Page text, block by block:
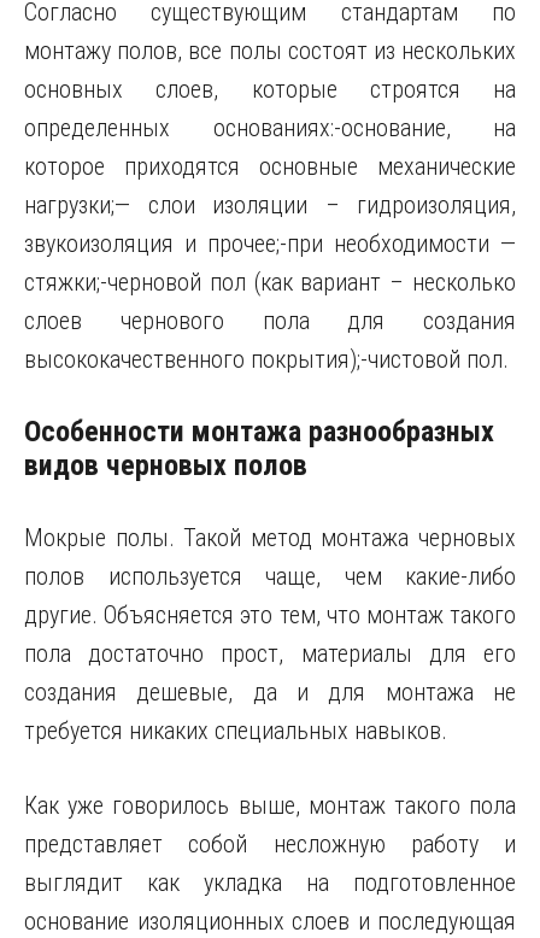
Согласно существующим стандартам по
монтажу полов, все полы состоят из нескольких
основных слоев, которые строятся на
определенных основаниях:-основание, на
которое приходятся основные механические
нагрузки;— слои изоляции – гидроизоляция,
звукоизоляция и прочее;-при необходимости —
стяжки;-черновой пол (как вариант – несколько
слоев чернового пола для создания
высококачественного покрытия);-чистовой пол.
Особенности монтажа разнообразных
видов черновых полов
Мокрые полы. Такой метод монтажа черновых
полов используется чаще, чем какие-либо
другие. Объясняется это тем, что монтаж такого
пола достаточно прост, материалы для его
создания дешевые, да и для монтажа не
требуется никаких специальных навыков.
Как уже говорилось выше, монтаж такого пола
представляет собой несложную работу и
выглядит как укладка на подготовленное
основание изоляционных слоев и последующая